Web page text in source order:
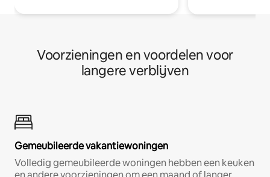
Voorzieningen en voordelen voor
langere verblijven
Gemeubileerde vakantiewoningen
Volledig gemeubileerde woningen hebben een keuken